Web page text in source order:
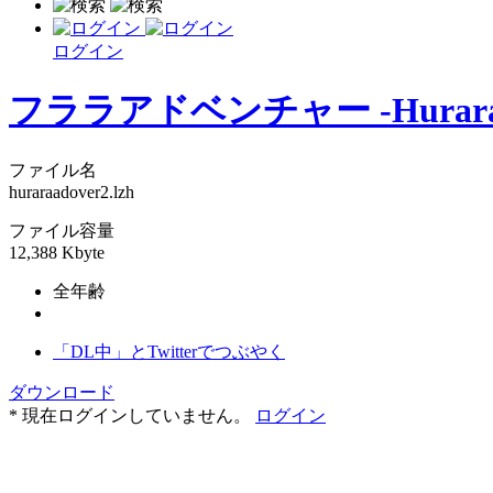
ログイン
フララアドベンチャー -
ファイル名
huraraadover2.lzh
ファイル容量
12,388 Kbyte
全年齢
「DL中」とTwitterでつぶやく
ダウンロード
* 現在ログインしていません。
ログイン